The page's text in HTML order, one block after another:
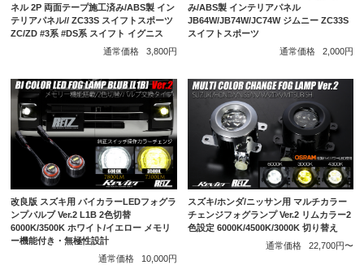
ネル 2P 両面テープ施工済み/ABS製 イン
テリアパネル// ZC33S スイフトスポーツ
ZC/ZD #3系 #DS系 スイフト イグニス
通常価格
3,800円
み/ABS製 インテリアパネル
JB64W/JB74W/JC74W ジムニー ZC33S
スイフトスポーツ
通常価格
2,000円
改良版 スズキ用 バイカラーLEDフォグラ
ンプバルブ Ver.2 L1B 2色切替
6000K/3500K ホワイト/イエロー メモリ
ー機能付き・無極性設計
通常価格
10,000円
スズキ/ホンダ/ニッサン用 マルチカラー
チェンジフォグランプ Ver.2 リムカラー2
色設定 6000K/4500K/3000K 切り替え
通常価格
22,700円〜